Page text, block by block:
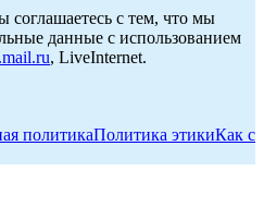
соглашаетесь с тем, что мы
данные с использованием
, LiveInternet.
политикаПолитика этикиКак с